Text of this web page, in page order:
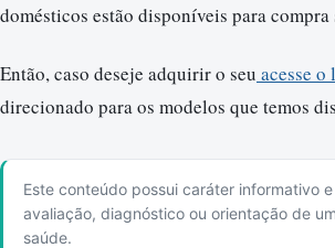
domésticos estão disponíveis para compra
Então, caso deseje adquirir o seu acesse o
direcionado para os modelos que temos
Este conteúdo possui caráter informativo
avaliação, diagnóstico ou orientação de
saúde.